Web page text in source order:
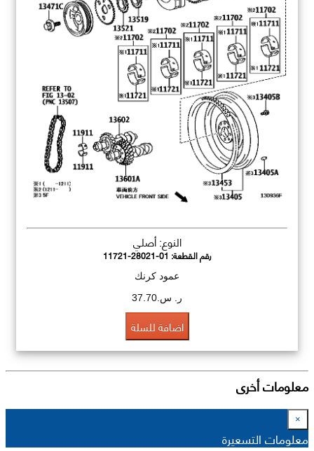
النوع: أصلي
رقم القطعة: 11721-28021-01
عمود كرنك
ر. س.37.70
اضافة للسلة
معلومات أخرى
×
معلومات التسعيرة